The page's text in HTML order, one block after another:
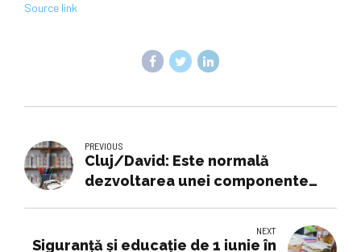
Source link
PREVIOUS
Cluj/David: Este normală
dezvoltarea unei componente
NEXT
Siguranță și educație de 1 iunie în